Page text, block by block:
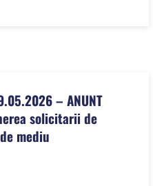
– ANUNT
solicitarii de
mediu